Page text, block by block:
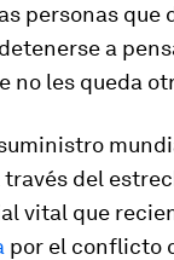
personas que
a
no les queda
del
vital que
por el conflicto